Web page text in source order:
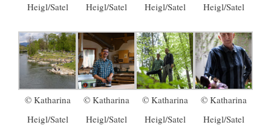
Heigl/Satel
Heigl/Satel
Heigl/Satel
Heigl/Satel
© Katharina
Heigl/Satel
© Katharina
Heigl/Satel
© Katharina
Heigl/Satel
© Katharina
Heigl/Satel